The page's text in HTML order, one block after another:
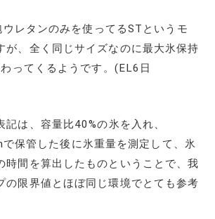
レタンのみを使ってるSTというモ
が、全く同じサイズなのに最大氷保持
ってくるようです。(EL6日
記は、容量比40%の氷を入れ、
保管した後に氷重量を測定して、氷
時間を算出したものということで、我
の限界値とほぼ同じ環境でとても参考